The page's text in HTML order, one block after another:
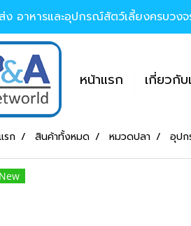
ง อาหารและอุปกรณ์สัตว์เลี้ยงครบวงจ
หน้าแรก เกี่ยวกับ
รก สินค้าทั้งหมด หมวดปลา อุป
New